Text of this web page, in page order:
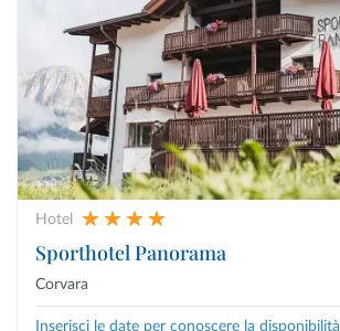
Hotel
Sporthotel Panorama
Corvara
Inserisci le date per conoscere la disponibilità